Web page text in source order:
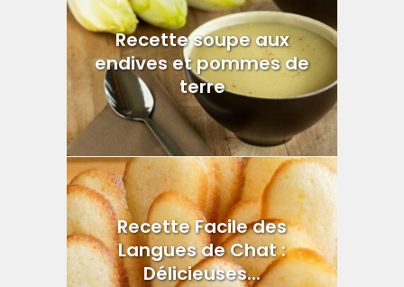
Recette soupe aux
endives et pommes de
terre
Recette Facile des
Langues de Chat :
Délicieuses...